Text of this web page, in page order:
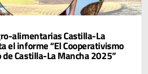
alimentarias Castilla-La
el informe “El Cooperativismo
Castilla-La Mancha 2025”